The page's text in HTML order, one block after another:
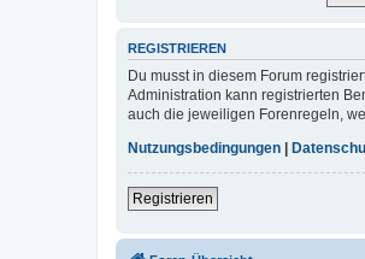
REGISTRIEREN
Du musst in diesem Forum
Administration kann registrierten
auch die jeweiligen Forenregeln,
Nutzungsbedingungen
Registrieren